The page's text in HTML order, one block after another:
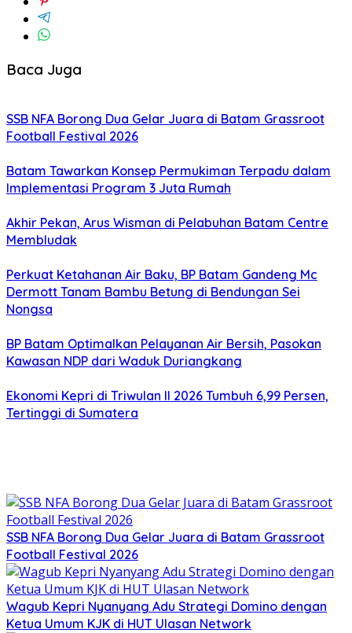
Baca Juga
SSB NFA Borong Dua Gelar Juara di Batam Grassroot
Football Festival 2026
Batam Tawarkan Konsep Permukiman Terpadu dalam
Implementasi Program 3 Juta Rumah
Akhir Pekan, Arus Wisman di Pelabuhan Batam Centre
Membludak
Perkuat Ketahanan Air Baku, BP Batam Gandeng Mc
Dermott Tanam Bambu Betung di Bendungan Sei
Nongsa
BP Batam Optimalkan Pelayanan Air Bersih, Pasokan
Kawasan NDP dari Waduk Duriangkang
Ekonomi Kepri di Triwulan II 2026 Tumbuh 6,99 Persen,
Tertinggi di Sumatera
SSB NFA Borong Dua Gelar Juara di Batam Grassroot
Football Festival 2026
Wagub Kepri Nyanyang Adu Strategi Domino dengan
Ketua Umum KJK di HUT Ulasan Network